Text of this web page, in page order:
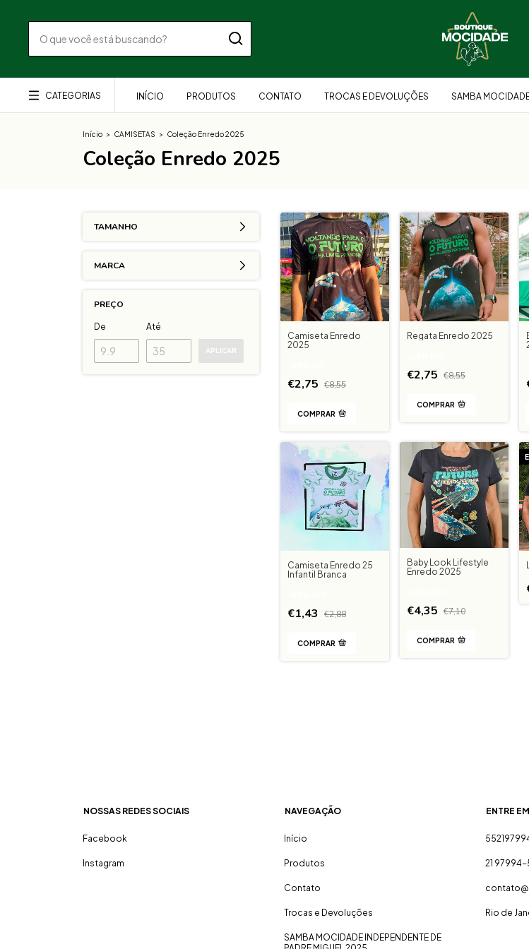
CATEGORIAS INÍCIO PRODUTOS CONTATO TROCAS E DEVOLUÇÕES SAMBA
Início > CAMISETAS > Coleção Enredo 2025
Coleção Enredo 2025
TAMANHO
MARCA
PREÇO
De Até
APLICAR
Camiseta Enredo
2025
€2,75 €8,55
COMPRAR
Regata Enredo 2025
€2,75 €8,55
COMPRAR
Camiseta Enredo 25
Infantil Branca
€1,43 €2,88
COMPRAR
Baby Look Lifestyle
Enredo 2025
€4,35 €7,10
COMPRAR
NOSSAS REDES SOCIAIS
Facebook
Instagram
NAVEGAÇÃO
Início
Produtos
Contato
Trocas e Devoluções
SAMBA MOCIDADE INDEPENDENTE DE
ENTRE
21
Rio de